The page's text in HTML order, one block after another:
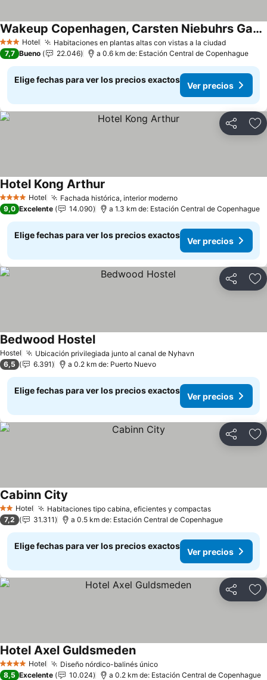
3 Estrellas
Hotel Habitaciones en plantas altas con vistas a la ciudadVer
Wakeup Copenhagen, Carsten Niebuhrs Gade
Ver precios
7,7 Bueno 22.046 a 0.6 km de: Estación Central de Copenhague
Elige fechas para ver los precios exactos
Ver precios
Compartir
4 EstrellasHotel Fachada histórica, interior modernoVer precios
Hotel Kong Arthur
9,0 Excelente 14.090 a 1.3 km de: Estación Central de Copenhague
Elige fechas para ver los precios exactos
Ver precios
Compartir
Hostel Ubicación privilegiada junto al canal de Nyhavn
Bedwood HostelVer precios
6,5 6.391 a 0.2 km de: Puerto Nuevo
Elige fechas para ver los precios exactos
Ver precios
Compartir
2 Estrellas
Hotel Habitaciones tipo cabina, eficientes y compactasVer precios
Cabinn City
7,2 31.311 a 0.5 km de: Estación Central de Copenhague
Elige fechas para ver los precios exactos
Ver precios
Compartir
4 EstrellasHotel Diseño nórdico-balinés únicoVer precios
Hotel Axel GuldsmedenVer precios
8,5 Excelente 10.024 a 0.2 km de: Estación Central de Copenhague